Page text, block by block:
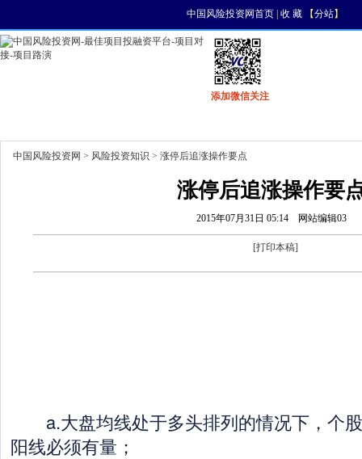
中国风险投资网首页| 收 藏【分站】
添加微信关注
中国风险投资网 > 风险投资知识 > 涨停后追涨操作要点
涨停后追涨操作要
2015年07月31日 05:14 网站编辑03
[打印本稿]
a.大盘均线处于多头排列的情况下，个
阳线必须有量；